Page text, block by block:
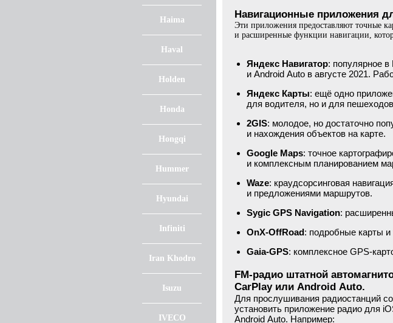
Haima
Haval
Holden
Honda
Hongqi
Hummer
Hyundai
Infiniti
Iran Khodro
Isuzu
IVECO
Навигационные приложения
Эти приложения предоставляют точные
и расширенные функции навигации,
Яндекс Навигатор: популярное в
и Android Auto в августе 2021.
Яндекс Карты: ещё одно
для водителя, но и для
2GIS: молодое, но достаточно
и нахождения объектов на карте.
Google Maps: точное
и комплексным планированием
Waze: краудсорсинговая
и предложениями маршрутов.
Sygic GPS Navigation:
OnX-OffRoad: подробные карты
Gaia-GPS: комплексное GPS-
FM-радио штатной
CarPlay или Android Auto.
Для прослушивания радиостанций
установить приложение радио для
Android Auto. Например: